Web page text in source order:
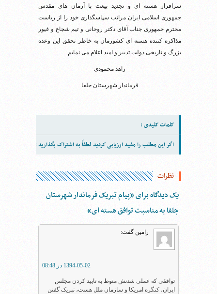
سرافراز هسته ای و تجدید بیعت با آرمان های مقدس
جمهوری اسلامی ایران مراتب سپاسگذاری خود را از ریاست
محترم جمهوری جناب آقای دکتر روحانی و تیم شجاع و غیور
مذاکره کننده هسته ای کشورمان به خاطر تحقق این وعده
بزرگ و تاریخی دولت تدبیر و امید اعلام می نمایم.
زاهد محمودی
فرماندار شهرستان جلفا
کلمات کلیدی :
اگر این مطلب را مفید ارزیابی کردید لطفاً به اشتراک بگذارید :
نظرات
یک دیدگاه برای ”پیام تبریک فرماندار شهرستان
جلفا به مناسبت توافق هسته ای“
رامین گفت:
1394-05-02 در 08:48
توافقی که عملی شدنش منوط به تایید کردن مجلس
ایران، کنگره امریکا و سازمان ملل هست، تبریک گفتن